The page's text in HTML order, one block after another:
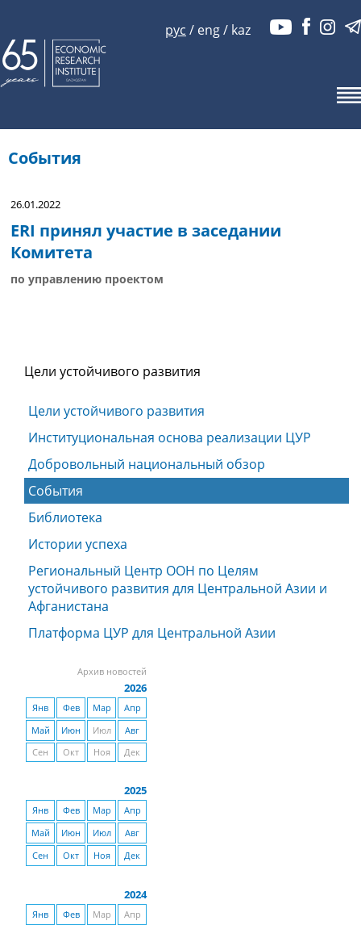
рус / eng/ kaz
События
26.01.2022
ERI принял участие в заседании
Комитета
по управлению проектом
Цели устойчивого развития
Цели устойчивого развития
Институциональная основа реализации ЦУР
Добровольный национальный обзор
События
Библиотека
Истории успеха
Региональный Центр ООН по Целям
устойчивого развития для Центральной Азии и
Афганистана
Платформа ЦУР для Центральной Азии
Архив новостей
2026
Янв Фев Мар
Апр
Май
Июн Июл
Авг
Сен
Окт Ноя Дек
2025
Янв Фев Мар
Апр
Май
Июн Июл
Авг
Сен
Окт Ноя Дек
2024
Янв Фев Мар
Апр